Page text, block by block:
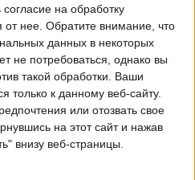
на обработку
от нее. Обратите внимание, что
данных в некоторых
не потребоваться, однако вы
такой обработки. Ваши
только к данному веб-сайту.
или отозвать свое
на этот сайт и нажав
внизу веб-страницы.